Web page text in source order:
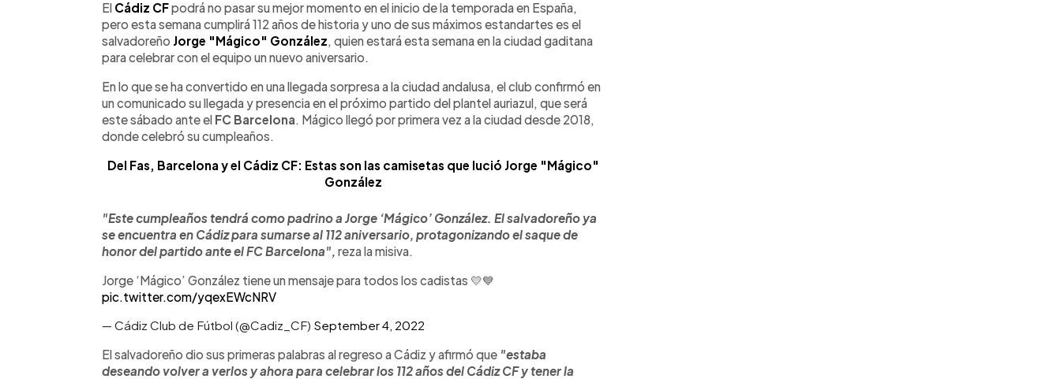
Escuchar artículo
El Cádiz CFpodrá no pasar su mejor momento en el inicio de la temporada en España,
pero esta semana cumplirá 112 años de historia y uno de sus máximos estandartes es el
salvadoreño Jorge "Mágico" González, quien estará esta semana en la ciudad gaditana
para celebrar con el equipo un nuevo aniversario.
En lo que se ha convertido en una llegada sorpresa a la ciudad andalusa, el club confirmó en
un comunicado su llegada y presencia en el próximo partido del plantel auriazul, que será
este sábado ante el FC Barcelona. Mágico llegó por primera vez a la ciudad desde 2018,
donde celebró su cumpleaños.
Del Fas, Barcelona y el Cádiz CF: Estas son las camisetas que lució Jorge "Mágico"
González
"Este cumpleaños tendrá como padrino a Jorge ‘Mágico’ González. El salvadoreño ya
se encuentra en Cádiz para sumarse al 112 aniversario, protagonizando el saque de
honor del partido ante el FC Barcelona", reza la misiva.
Jorge ‘Mágico’ González tiene un mensaje para todos los cadistas 💛💙
pic.twitter.com/yqexEWcNRV
— Cádiz Club de Fútbol (@Cadiz_CF) September 4, 2022
El salvadoreño dio sus primeras palabras al regreso a Cádiz y afirmó que "estaba
deseando volver a verlos y ahora para celebrar los 112 años del Cádiz CF y tener la